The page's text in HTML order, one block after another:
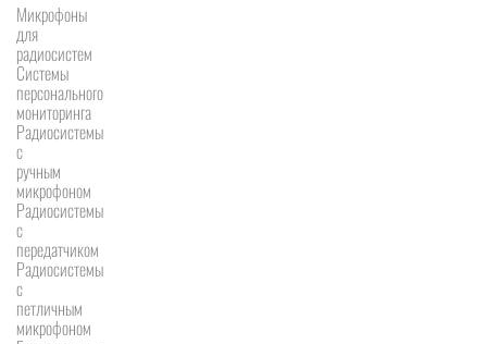
Микрофоны
для
радиосистем
Системы
персонального
мониторинга
Радиосистемы
c
ручным
микрофоном
Радиосистемы
с
передатчиком
Радиосистемы
с
петличным
микрофоном